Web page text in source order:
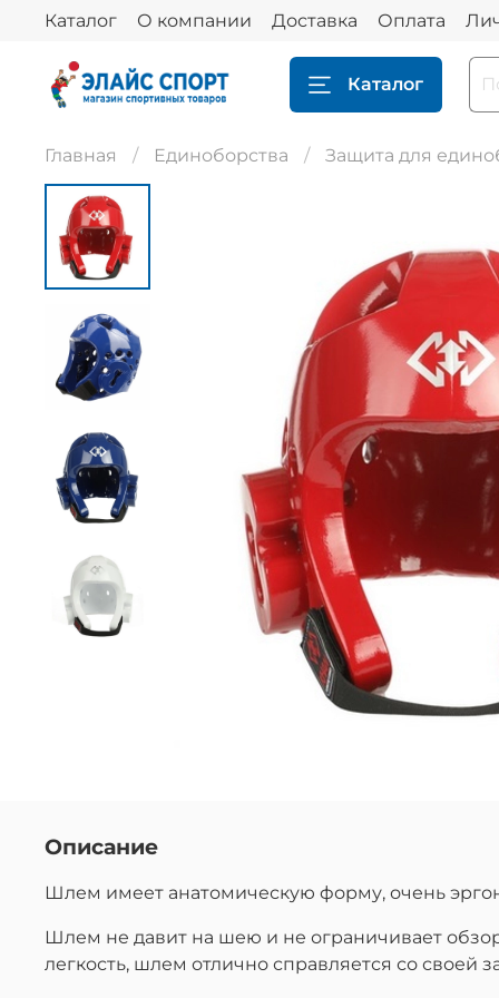
Каталог О компании Доставка Оплата
Каталог
Главная Единоборства Защита для
Описание
Шлем имеет анатомическую форму, очень
Шлем не давит на шею и не ограничивает
легкость, шлем отлично справляется со своей